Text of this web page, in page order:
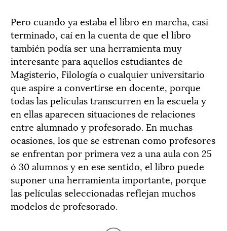
Pero cuando ya estaba el libro en marcha, casi
terminado, caí en la cuenta de que el libro
también podía ser una herramienta muy
interesante para aquellos estudiantes de
Magisterio, Filología o cualquier universitario
que aspire a convertirse en docente, porque
todas las películas transcurren en la escuela y
en ellas aparecen situaciones de relaciones
entre alumnado y profesorado. En muchas
ocasiones, los que se estrenan como profesores
se enfrentan por primera vez a una aula con 25
ó 30 alumnos y en ese sentido, el libro puede
suponer una herramienta importante, porque
las películas seleccionadas reflejan muchos
modelos de profesorado.